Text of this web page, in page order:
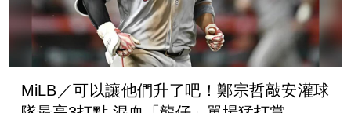
MiLB／可以讓他們升了吧！鄭宗哲敲安灌球